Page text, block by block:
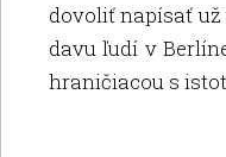
dovoliť napísať
davu ľudí v
hraničiacou s